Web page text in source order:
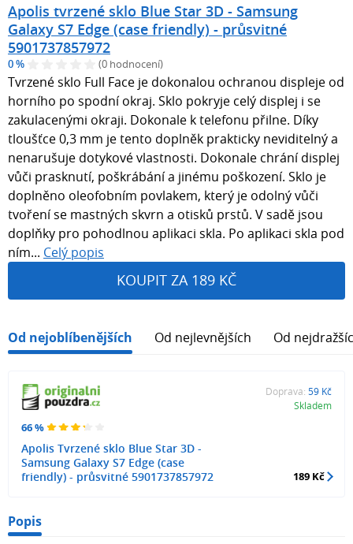
Apolis tvrzené sklo Blue Star 3D - Samsung
Galaxy S7 Edge (case friendly) - průsvitné
5901737857972
0 % (0 hodnocení)
Tvrzené sklo Full Face je dokonalou ochranou displeje od
horního po spodní okraj. Sklo pokryje celý displej i se
zakulacenými okraji. Dokonale k telefonu přilne. Díky
tloušťce 0,3 mm je tento doplněk prakticky neviditelný a
nenarušuje dotykové vlastnosti. Dokonale chrání displej
vůči prasknutí, poškrábání a jinému poškození. Sklo je
doplněno oleofobním povlakem, který je odolný vůči
tvoření se mastných skvrn a otisků prstů. V sadě jsou
doplňky pro pohodlnou aplikaci skla. Po aplikaci skla pod
ním... Celý popis
KOUPIT ZA 189 KČ
Od nejoblíbenějších Od nejlevnějších Od
66 %
Apolis Tvrzené sklo Blue Star 3D -
Samsung Galaxy S7 Edge (case
friendly) - průsvitné 5901737857972
Doprava: 59 Kč
Skladem
189 Kč
Popis